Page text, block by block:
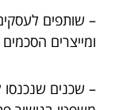
– שותפים
ומייצרים
– שכנים שנכנסו